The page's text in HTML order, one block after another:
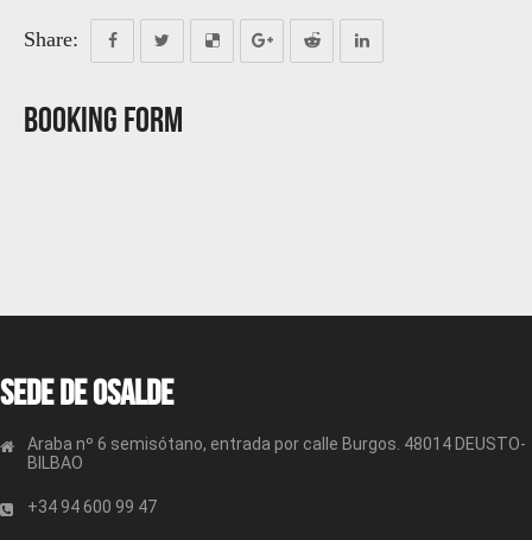
Share:
Booking Form
Sede de OSALDE
Araba nº 6 semisótano, entrada por calle Burgos. 48014 DEUSTO-
BILBAO
+34 94 600 99 47